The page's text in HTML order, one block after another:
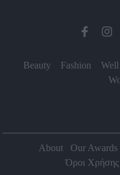
Beauty Fashion
About Our Awards
Όροι Χρήσης